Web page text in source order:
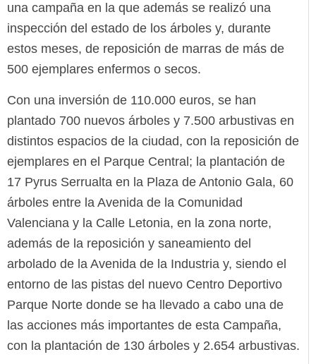
una campaña en la que además se realizó una
inspección del estado de los árboles y, durante
estos meses, de reposición de marras de más de
500 ejemplares enfermos o secos.
Con una inversión de 110.000 euros, se han
plantado 700 nuevos árboles y 7.500 arbustivas en
distintos espacios de la ciudad, con la reposición de
ejemplares en el Parque Central; la plantación de
17 Pyrus Serrualta en la Plaza de Antonio Gala, 60
árboles entre la Avenida de la Comunidad
Valenciana y la Calle Letonia, en la zona norte,
además de la reposición y saneamiento del
arbolado de la Avenida de la Industria y, siendo el
entorno de las pistas del nuevo Centro Deportivo
Parque Norte donde se ha llevado a cabo una de
las acciones más importantes de esta Campaña,
con la plantación de 130 árboles y 2.654 arbustivas.